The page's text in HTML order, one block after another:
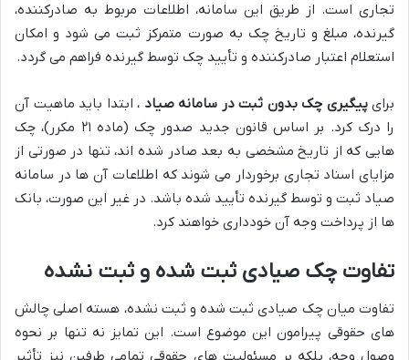
تجاری است. از طریق این سامانه، اطلاعات مربوط به صادرکننده،
گیرنده، مبلغ و تاریخ چک به صورت متمرکز ثبت می شود و امکان
استعلام اعتبار صادرکننده و تأیید چک توسط گیرنده فراهم می گردد.
برایپیگیری چک بدون ثبت در سامانه صیاد ، ابتدا باید ماهیت آن
را درک کرد. بر اساس قانون جدید صدور چک (ماده ۲۱ مکرر)، چک
هایی که از تاریخ مشخصی به بعد صادر شده اند، تنها در صورتی از
مزایای اسناد تجاری برخوردار می شوند که اطلاعات آن ها در سامانه
صیاد ثبت و توسط گیرنده تأیید شده باشد. در غیر این صورت، بانک
ها از پرداخت وجه آن خودداری خواهند کرد.
تفاوت چک صیادی ثبت شده و ثبت نشده
تفاوت میان چک صیادی ثبت شده و ثبت نشده، هسته اصلی چالش
های حقوقی پیرامون این موضوع است. این تمایز نه تنها بر نحوه
وصول وجه، بلکه بر مسئولیت های حقوقی تمامی طرفین نیز تأثیر